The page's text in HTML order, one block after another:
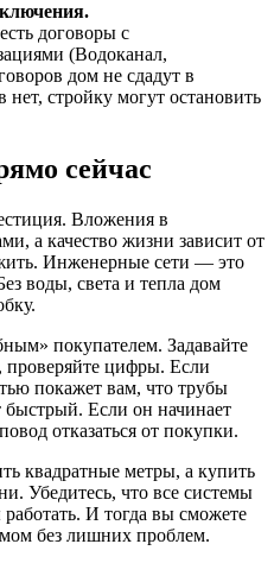
договоры с
(Водоканал,
дом не сдадут в
стройку могут остановить
сейчас
Вложения в
а качество жизни зависит от
Инженерные сети — это
воды, света и тепла дом
покупателем. Задавайте
проверяйте цифры. Если
покажет вам, что трубы
быстрый. Если он начинает
отказаться от покупки.
квадратные метры, а купить
Убедитесь, что все системы
И тогда вы сможете
без лишних проблем.